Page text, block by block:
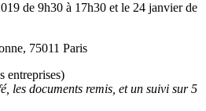
de 9h30 à 17h30 et le 24 janvier de
75011 Paris
entreprises)
les documents remis, et un suivi sur 5